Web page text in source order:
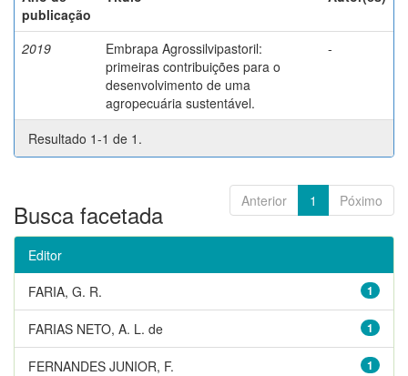
publicação
2019
Embrapa Agrossilvipastoril:
primeiras contribuições para o
desenvolvimento de uma
agropecuária sustentável.
-
Resultado 1-1 de 1.
Anterior 1 Póximo
Busca facetada
Editor
1
FARIA, G. R.
1
FARIAS NETO, A. L. de
1
FERNANDES JUNIOR, F.